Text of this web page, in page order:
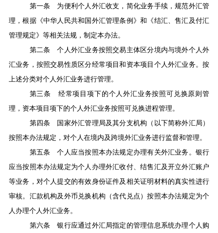
第一条
为便利个人外汇收支，简化业务手续，规范外汇管
理，根据《中华人民共和国外汇管理条例》和《结汇、售汇及付汇
管理规定》等相关法规，制定本办法。
第二条
个人外汇业务按照交易主体区分境内与境外个人外
汇业务，按照交易性质区分经常项目和资本项目个人外汇业务。按
上述分类对个人外汇业务进行管理。
第三条
经常项目项下的个人外汇业务按照可兑换原则管
理，资本项目项下的个人外汇业务按照可兑换进程管理。
第四条
国家外汇管理局及其分支机构（以下简称外汇局）
按照本办法规定，对个人在境内及跨境外汇业务进行监督和管理。
第五条
个人应当按照本办法规定办理有关外汇业务。银行
应当按照本办法规定为个人办理外汇收付、结售汇及开立外汇账户
等业务，对个人提交的有效身份证件及相关证明材料的真实性进行
审核。汇款机构及外币兑换机构（含代兑点）按照本办法规定为个
人办理个人外汇业务。
第六条
银行应通过外汇局指定的管理信息系统办理个人购